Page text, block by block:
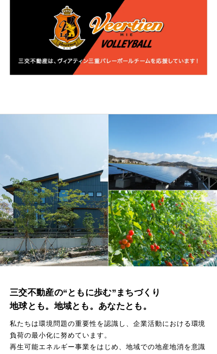
三交不動産の“ともに歩む”まちづくり
地球とも。地域とも。あなたとも。
私たちは環境問題の重要性を認識し、企業活動における環境
負荷の最小化に努めています。
再生可能エネルギー事業をはじめ、地域での地産地消を意識